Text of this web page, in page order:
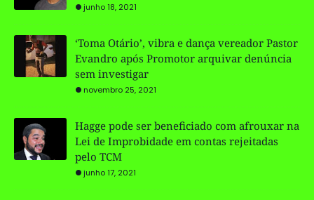
junho 18, 2021
‘Toma Otário’, vibra e dança vereador Pastor
Evandro após Promotor arquivar denúncia
sem investigar
novembro 25, 2021
Hagge pode ser beneficiado com afrouxar na
Lei de Improbidade em contas rejeitadas
pelo TCM
junho 17, 2021